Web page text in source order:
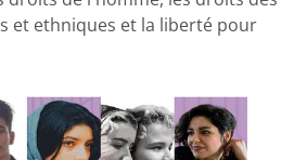
et ethniques et la liberté pour